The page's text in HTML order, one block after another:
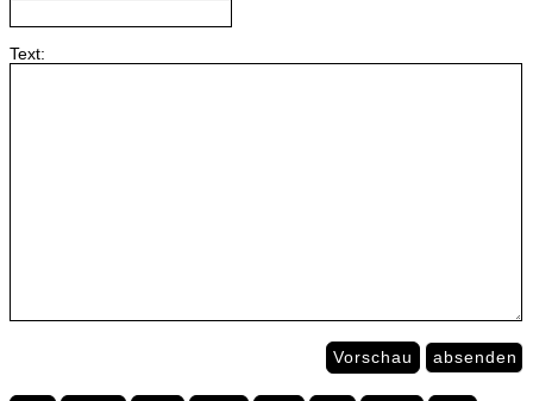
Text:
Vorschau absenden